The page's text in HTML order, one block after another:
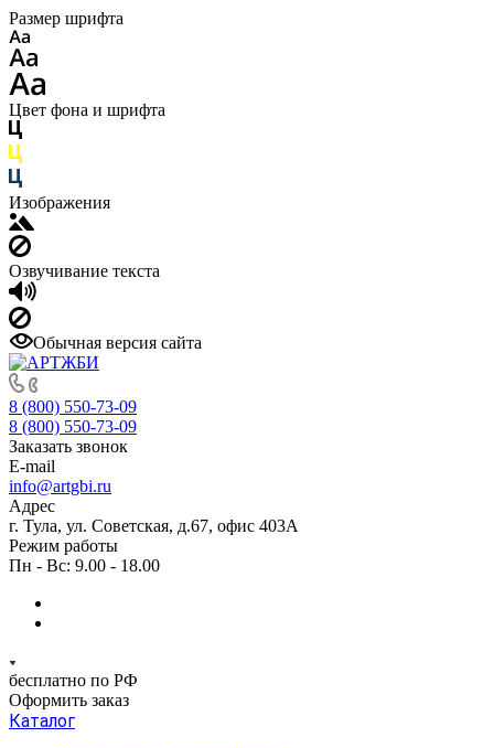
Размер шрифта
Цвет фона и шрифта
Изображения
Озвучивание текста
Обычная версия сайта
8 (800) 550-73-09
8 (800) 550-73-09
Заказать звонок
E-mail
info@artgbi.ru
Адрес
г. Тула, ул. Советская, д.67, офис 403А
Режим работы
Пн - Вс: 9.00 - 18.00
бесплатно по РФ
Оформить заказ
Каталог